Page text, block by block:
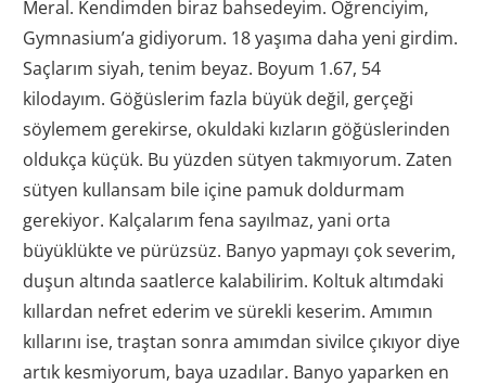
Meral. Kendimden biraz bahsedeyim. Öğrenciyim,
Gymnasium’a gidiyorum. 18 yaşıma daha yeni girdim.
Saçlarım siyah, tenim beyaz. Boyum 1.67, 54
kilodayım. Göğüslerim fazla büyük değil, gerçeği
söylemem gerekirse, okuldaki kızların göğüslerinden
oldukça küçük. Bu yüzden sütyen takmıyorum. Zaten
sütyen kullansam bile içine pamuk doldurmam
gerekiyor. Kalçalarım fena sayılmaz, yani orta
büyüklükte ve pürüzsüz. Banyo yapmayı çok severim,
duşun altında saatlerce kalabilirim. Koltuk altımdaki
kıllardan nefret ederim ve sürekli keserim. Amımın
kıllarını ise, traştan sonra amımdan sivilce çıkıyor diye
artık kesmiyorum, baya uzadılar. Banyo yaparken en